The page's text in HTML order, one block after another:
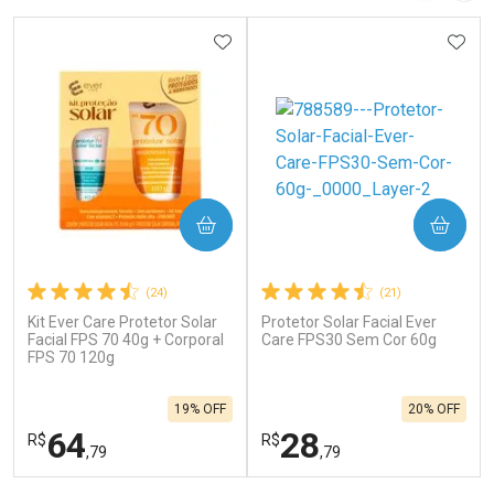
(24)
Kit Ever Care Protetor Solar
Facial FPS 70 40g + Corporal
FPS 70 120g
R$64,79
19% OFF
ADICIONAR AOS FAVORITOS
COMPRAR
(21)
Protetor Solar Facial Ever
Care FPS30 Sem Cor 60g
R$28,79
20% OFF
COMPRAR